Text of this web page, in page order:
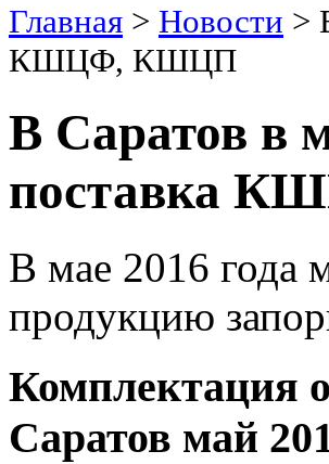
Главная > Новости >
КШЦФ, КШЦП
В Саратов в
поставка
В мае 2016 года
продукцию
Комплектация
Саратов май